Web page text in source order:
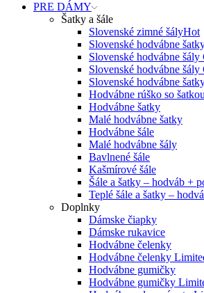
PRE DÁMY
Šatky a šále
Slovenské zimné šályHot
Slovenské hodvábne
Slovenské hodvábne
Slovenské hodvábne
Slovenské hodvábne
Hodvábne rúško so šatkou
Hodvábne šatky
Malé hodvábne šatky
Hodvábne šále
Malé hodvábne šály
Bavlnené šále
Kašmírové šále
Šále a šatky – hodváb +
Teplé šále a šatky –
Doplnky
Dámske čiapky
Dámske rukavice
Hodvábne čelenky
Hodvábne čelenky
Hodvábne gumičky
Hodvábne gumičky